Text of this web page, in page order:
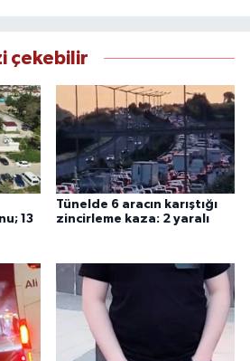
çekebilir
13
Tünelde 6 aracın karıştığı
zincirleme kaza: 2 yaralı